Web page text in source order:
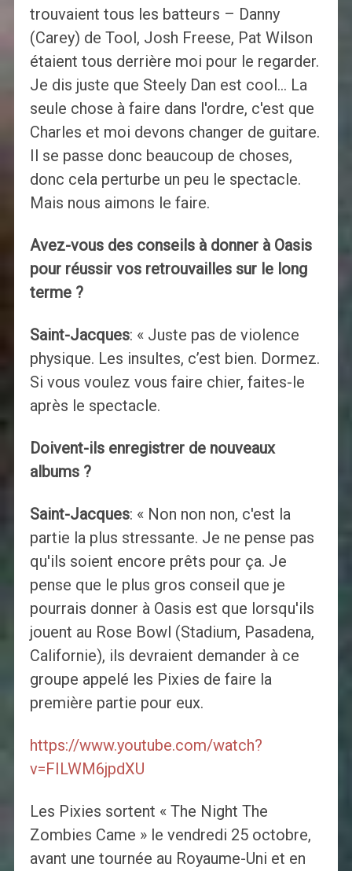
trouvaient tous les batteurs – Danny
(Carey) de Tool, Josh Freese, Pat Wilson
étaient tous derrière moi pour le regarder.
Je dis juste que Steely Dan est cool… La
seule chose à faire dans l'ordre, c'est que
Charles et moi devons changer de guitare.
Il se passe donc beaucoup de choses,
donc cela perturbe un peu le spectacle.
Mais nous aimons le faire.
Avez-vous des conseils à donner à Oasis
pour réussir vos retrouvailles sur le long
terme ?
Saint-Jacques: « Juste pas de violence
physique. Les insultes, c’est bien. Dormez.
Si vous voulez vous faire chier, faites-le
après le spectacle.
Doivent-ils enregistrer de nouveaux
albums ?
Saint-Jacques: « Non non non, c'est la
partie la plus stressante. Je ne pense pas
qu'ils soient encore prêts pour ça. Je
pense que le plus gros conseil que je
pourrais donner à Oasis est que lorsqu'ils
jouent au Rose Bowl (Stadium, Pasadena,
Californie), ils devraient demander à ce
groupe appelé les Pixies de faire la
première partie pour eux.
https://www.youtube.com/watch?
v=FILWM6jpdXU
Les Pixies sortent « The Night The
Zombies Came » le vendredi 25 octobre,
avant une tournée au Royaume-Uni et en